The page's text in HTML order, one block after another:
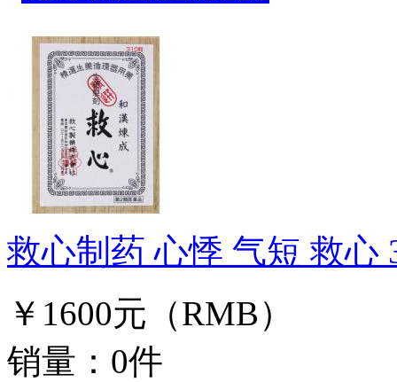
救心制药 心悸 气短 救心
￥1600元（RMB）
销量：0件